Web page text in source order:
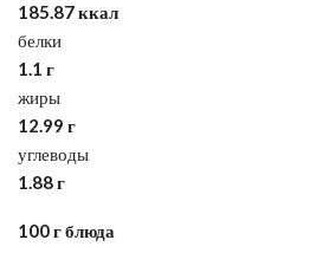
185.87 ккал
белки
1.1 г
жиры
12.99 г
углеводы
1.88 г
100 г блюда